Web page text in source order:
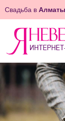
Свадьба в Алматы